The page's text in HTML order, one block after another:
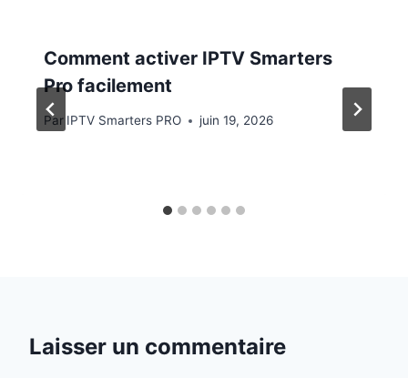
Comment activer IPTV Smarters
Pro facilement
Par IPTV Smarters PRO juin 19, 2026
Laisser un commentaire